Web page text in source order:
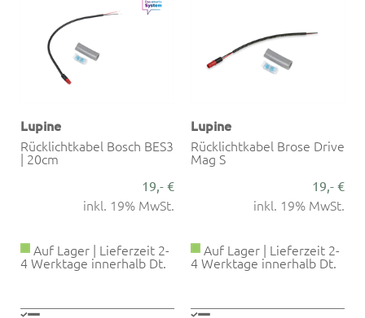
Lupine
Rücklichtkabel Bosch BES3
| 20cm
19,- €
inkl. 19% MwSt.
Auf Lager | Lieferzeit 2-
4 Werktage innerhalb Dt.
Lupine
Rücklichtkabel Brose Drive
Mag S
19,- €
inkl. 19% MwSt.
Auf Lager | Lieferzeit 2-
4 Werktage innerhalb Dt.